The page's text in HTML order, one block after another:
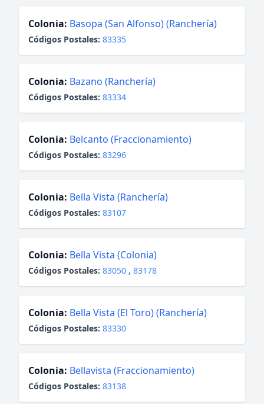
Colonia: Basopa (San Alfonso) (Ranchería)
Códigos Postales: 83335
Colonia: Bazano (Ranchería)
Códigos Postales: 83334
Colonia: Belcanto (Fraccionamiento)
Códigos Postales: 83296
Colonia: Bella Vista (Ranchería)
Códigos Postales: 83107
Colonia: Bella Vista (Colonia)
Códigos Postales: 83050 , 83178
Colonia: Bella Vista (El Toro) (Ranchería)
Códigos Postales: 83330
Colonia: Bellavista (Fraccionamiento)
Códigos Postales: 83138